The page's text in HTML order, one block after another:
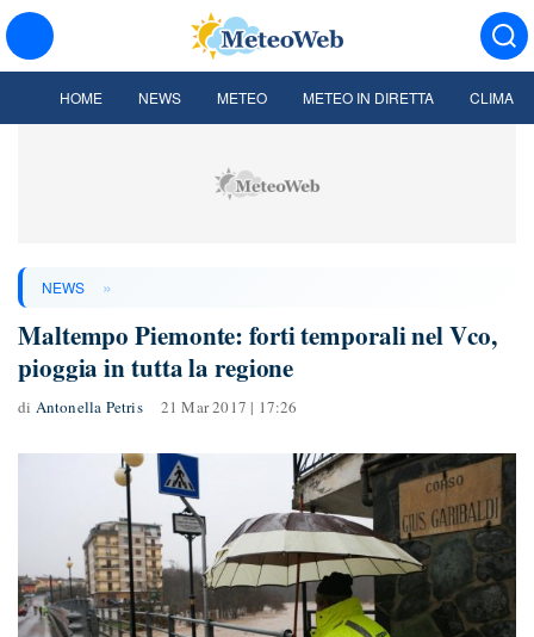
HOME NEWS METEO METEO IN DIRETTA CLIMA
NEWS »
Maltempo Piemonte: forti temporali nel Vco,
pioggia in tutta la regione
di Antonella Petris 21 Mar 2017 | 17:26